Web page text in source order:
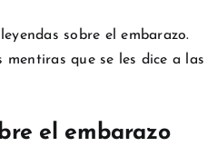
leyendas sobre el embarazo.
mentiras que se les dice a las
el embarazo